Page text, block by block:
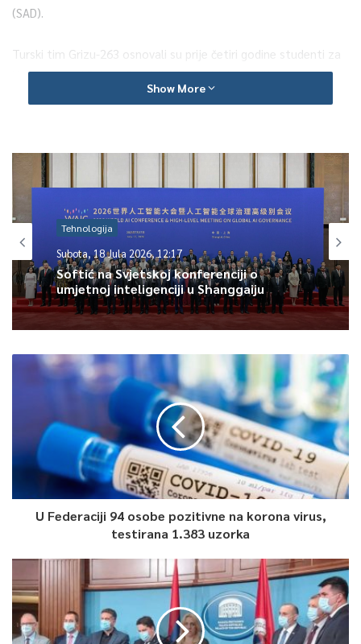
(SAD).
Turski tim Grizu-263 osnovali su prije četiri godine studenti za
Univerziteta “Bulent Ecevit“ u Zonguldaku, a cilj stručnog tima
je razvoj satelitskih i svemirskih tehnologija.
Zonguldaka u svemir“, kazao je Dursun koji predvodi tim koji je
nazvan Grizu-262A u znak odavanja počasti za 263 rudara koji
su poginuli u rudarskoj nesreći koja se u Kozluu dogovila 1992.
godine.
Naglasivši da su turski mladi naučnici samostalno proizveli
satelit, Dursun je kazao da je tim koristio inovacije i svu
tehnologiju satkao unutar minijaturnog satelita dimenzija
0
Article Rating
Show More
Tehnologija
Subota, 18 Jula 2026, 12:17
Softić na Svjetskoj konferenciji o
umjetnoj inteligenciji u Shanggaiju
U Federaciji 94 osobe pozitivne na korona virus,
testirana 1.383 uzorka